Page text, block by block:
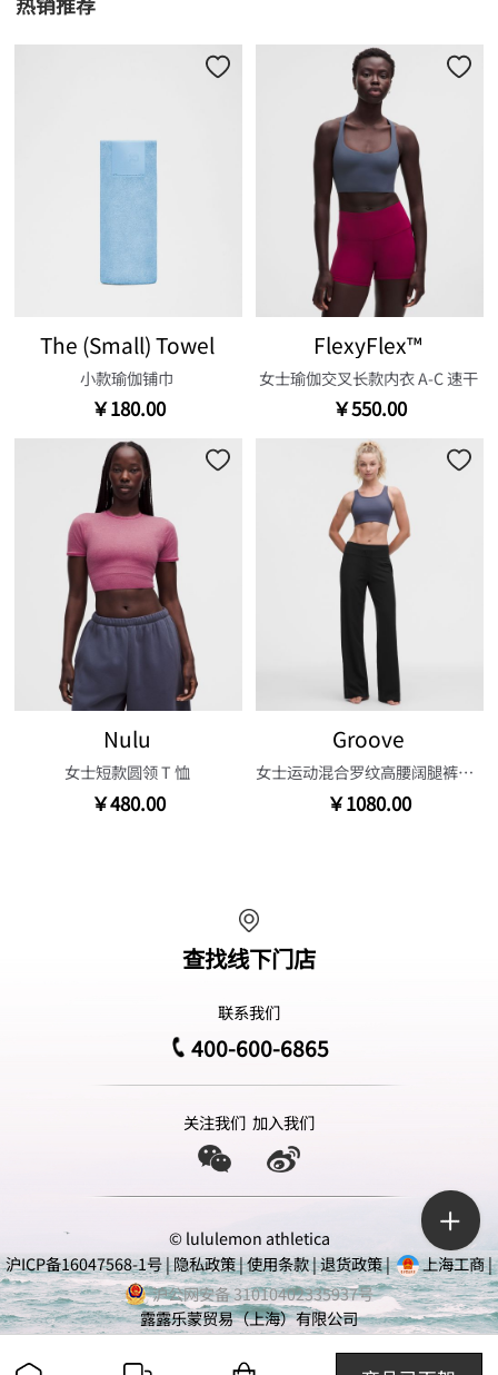
The (Small) Towel
小款瑜伽铺巾
￥180.00
FlexyFlex™
女士瑜伽交叉长款内衣 A-C 速干
￥550.00
Nulu
女士短款圆领 T 恤
￥480.00
Groove
女士运动混合罗纹高腰阔腿裤*常规款
￥1080.00
查找线下门店
联系我们
400-600-6865
关注我们 加入我们
© lululemon athletica
沪ICP备16047568-1号|隐私政策|使用条款|退货政策| 上海工商|
沪公网安备 31010402335937号
露露乐蒙贸易（上海）有限公司